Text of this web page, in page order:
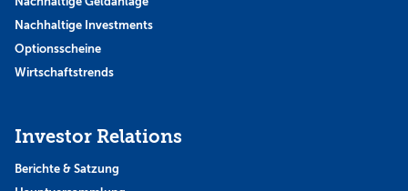
Nachhaltige Investments
Optionsscheine
Wirtschaftstrends
Investor Relations
Berichte & Satzung